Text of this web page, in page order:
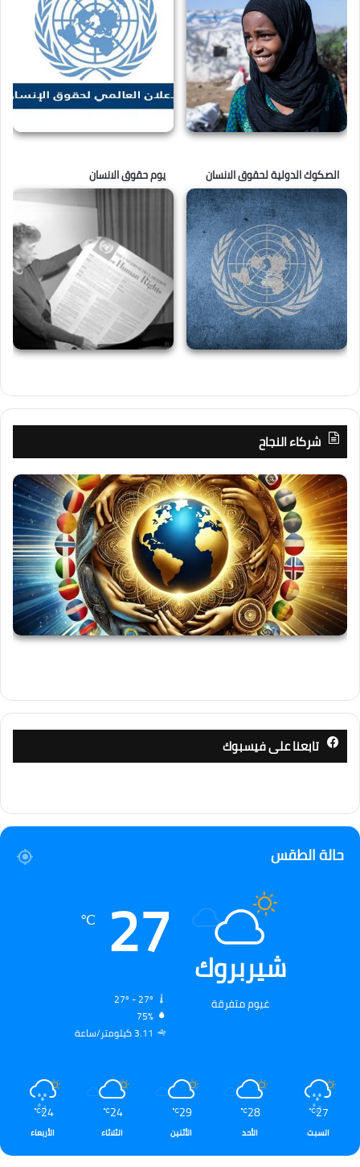
الصكوك الدولية لحقوق الانسان يوم حقوق الانسان
شركاء النجاح
تابعنا على فيسبوك
حالة الطقس
شيربروك
غيوم متفرقة
27
℃
75%
3.11 كيلومتر/ساعة
27
℃
السبت
28
℃
الأحد
29
℃
الأثنين
24
℃
الثلاثاء
24
℃
الأربعاء